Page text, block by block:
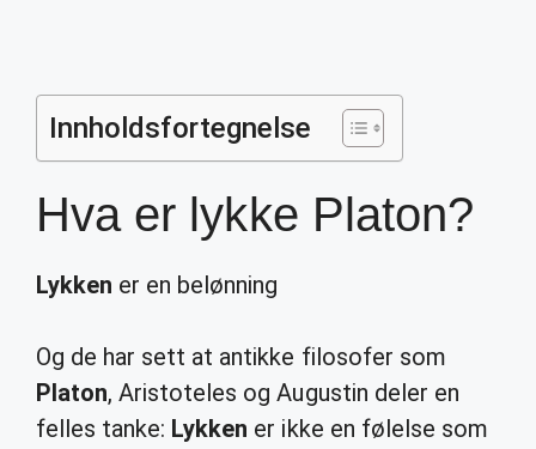
Innholdsfortegnelse
Hva er lykke Platon?
Lykken er en belønning
Og de har sett at antikke filosofer som
Platon, Aristoteles og Augustin deler en
felles tanke: Lykken er ikke en følelse som